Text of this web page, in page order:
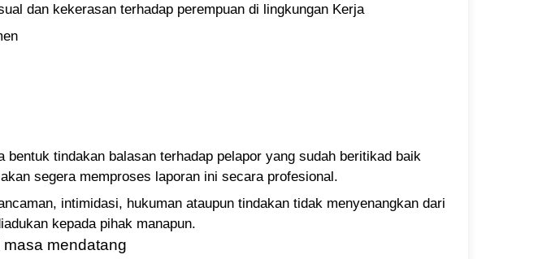
dan kekerasan terhadap perempuan di lingkungan Kerja
tindakan balasan terhadap pelapor yang sudah beritikad baik
segera memproses laporan ini secara profesional.
intimidasi, hukuman ataupun tindakan tidak menyenangkan dari
kepada pihak manapun.
mendatang